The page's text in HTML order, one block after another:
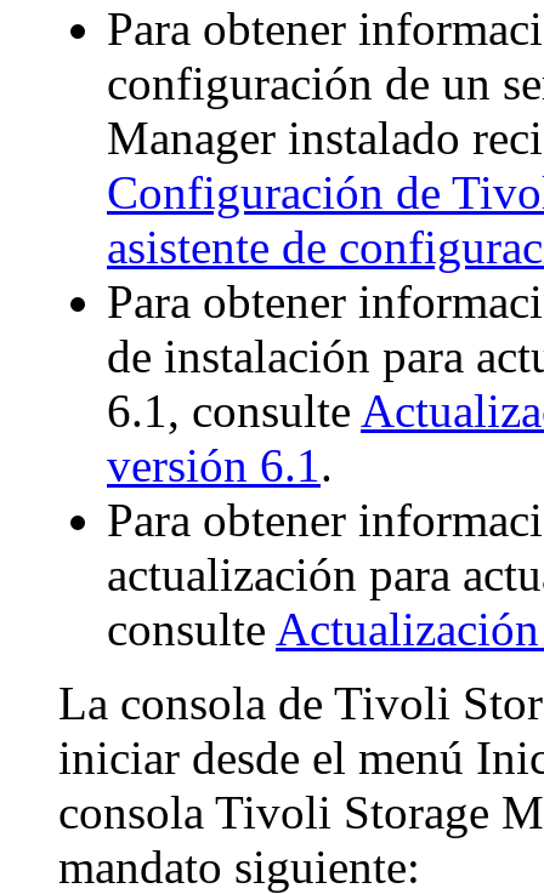
Para obtener
configuración de un
Manager instalado
Configuración de
asistente de
Para obtener
de instalación para
6.1, consulte
versión 6.1.
Para obtener
actualización para
consulte
La consola de Tivoli
iniciar desde el menú
consola Tivoli Storage
mandato siguiente: